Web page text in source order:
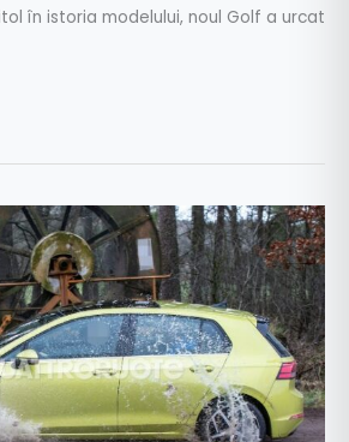
în istoria modelului, noul Golf a urcat